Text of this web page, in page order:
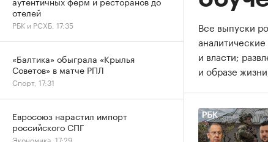
Все выпуски
и власти;
и образе
отелей
РБК и РСХБ, 17:35
«Балтика» обыграла «Крылья
Советов» в матче РПЛ
Спорт, 17:31
Евросоюз нарастил импорт
российского СПГ
Экономика, 17:29